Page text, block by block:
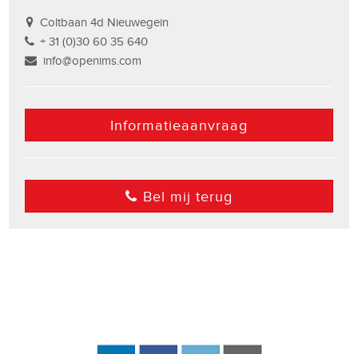
Coltbaan 4d Nieuwegein
+ 31 (0)30 60 35 640
info@openims.com
Informatieaanvraag
Bel mij terug